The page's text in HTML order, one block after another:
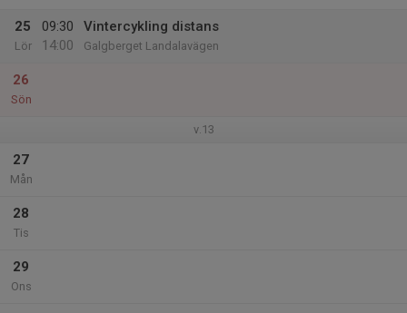
25
Lör
09:30
14:00
Vintercykling distans
Galgberget Landalavägen
26
Sön
v.13
27
Mån
28
Tis
29
Ons